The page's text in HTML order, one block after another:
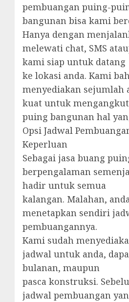
pembuangan puing-
bangunan bisa kami
Hanya dengan
melewati chat, SMS
kami siap untuk datang
ke lokasi anda. Kami
menyediakan sejumlah
kuat untuk mengangkut
puing bangunan hal
Opsi Jadwal
Keperluan
Sebagai jasa buang
berpengalaman
hadir untuk semua
kalangan. Malahan,
menetapkan sendiri
pembuangannya.
Kami sudah
jadwal untuk anda,
bulanan, maupun
pasca konstruksi.
jadwal pembuangan